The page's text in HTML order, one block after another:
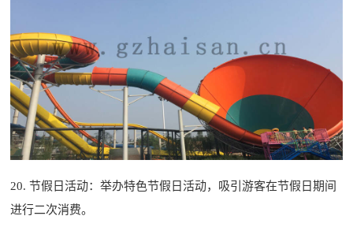
20. 节假日活动：举办特色节假日活动，吸引游客在节假日期间
进行二次消费。